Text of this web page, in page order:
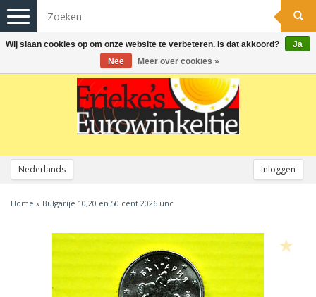
Nederlands Inloggen
Toggle
navigation
Home » Bulgarije 10,20 en 50 cent 2026 unc
Wij slaan cookies op om onze website te verbeteren. Is dat akkoord?
Ja
Nee
Meer over cookies »